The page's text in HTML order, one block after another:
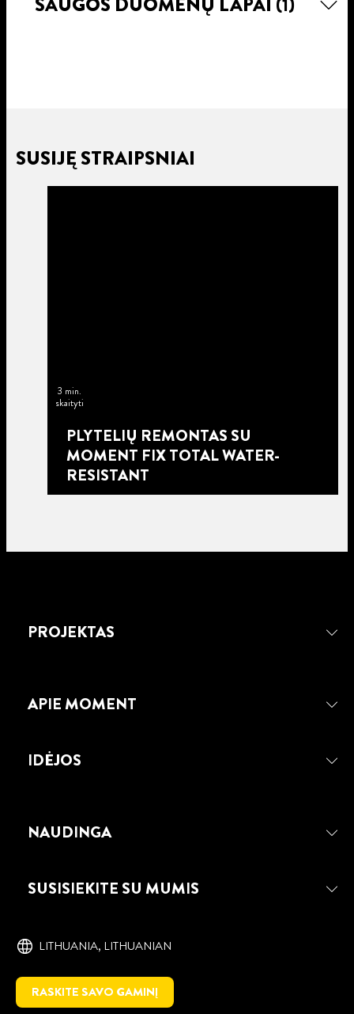
SUSIJĘ STRAIPSNIAI
3 min.
skaityti
PLYTELIŲ REMONTAS SU
MOMENT FIX TOTAL WATER-
RESISTANT
PROJEKTAS
APIE MOMENT
IDĖJOS
NAUDINGA
SUSISIEKITE SU MUMIS
LITHUANIA, ‎LITHUANIAN
RASKITE SAVO GAMINĮ